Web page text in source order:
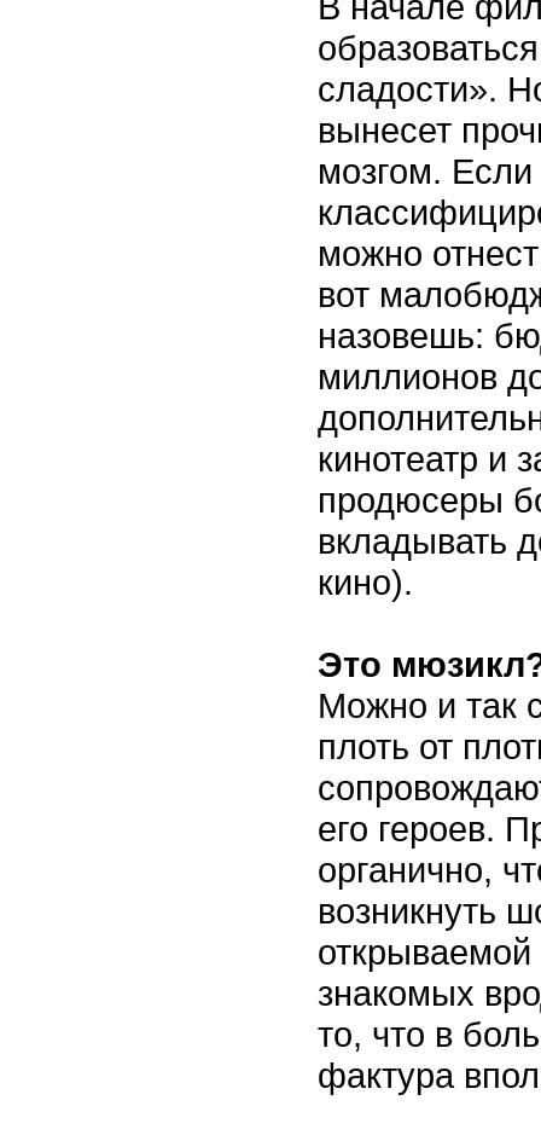
сладости».
вынесет
мозгом.
можно
вот
назовешь:
миллионов
кинотеатр и
продюсеры
вкладывать
кино).
Это
Можно и так
плоть от
его героев.
органично,
возникнуть
знакомых
то, что в
фактура